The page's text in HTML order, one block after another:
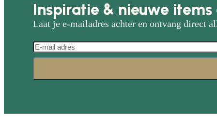
Inspiratie & nieuwe
Laat je e-mailadres achter en ontvang direct